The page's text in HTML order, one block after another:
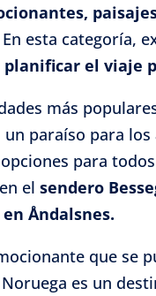
esta categoría,
planificar el viaje
más
un paraíso para los
para
elsendero
Åndalsnes.
que se
es un